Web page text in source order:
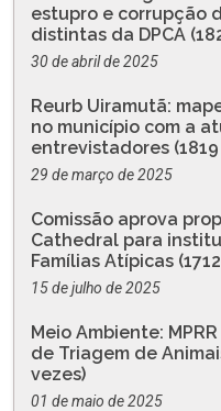
estupro e corrupção
distintas da DPCA
30 de abril de 2025
Reurb Uiramutã:
no município com a
entrevistadores
29 de março de 2025
Comissão aprova
Cathedral para
Famílias Atípicas
15 de julho de 2025
Meio Ambiente:
de Triagem de
vezes)
01 de maio de 2025